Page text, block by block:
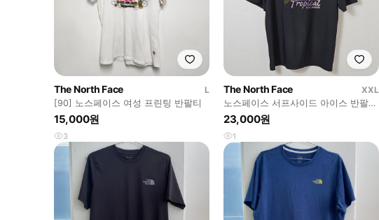
The North Face
L
[90] 노스페이스 여성 프린팅 반팔티
15,000원
3
The North Face
XXL
노스페이스 서프사이드 아이스 반팔
티셔츠 기능성 블랙 2XL 110
23,000원
1